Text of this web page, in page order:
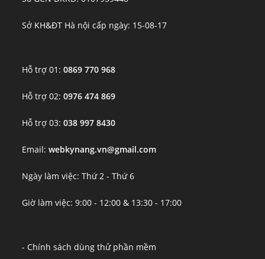
Sở KH&ĐT Hà nội cấp ngày: 15-08-17
Hỗ trợ 01:0869 770 968
Hỗ trợ 02:0976 474 869
Hỗ trợ 03:038 997 8430
Email:webkynang.vn@gmail.com
Ngày làm việc: Thứ 2 - Thứ 6
Giờ làm việc: 9:00 - 12:00 & 13:30 - 17:00
- Chính sách dùng thử phần mềm